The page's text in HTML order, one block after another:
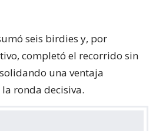
seis birdies y, por
completó el recorrido sin
una ventaja
ronda decisiva.